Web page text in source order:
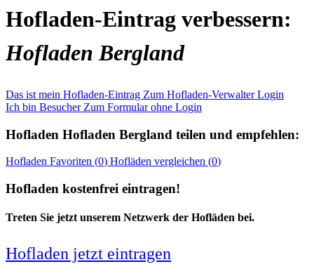
Hofladen-Eintrag verbessern:
Hofladen Bergland
Das ist mein Hofladen-Eintrag Zum Hofladen-Verwalter Login
Ich bin Besucher Zum Formular ohne Login
Hofladen Hofladen Bergland teilen und empfehlen:
Hofladen Favoriten (0) Hofläden vergleichen (0)
Hofladen kostenfrei eintragen!
Treten Sie jetzt unserem Netzwerk der Hofläden bei.
Hofladen jetzt eintragen